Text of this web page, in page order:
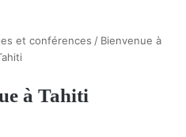
et conférences / Bienvenue à
à Tahiti